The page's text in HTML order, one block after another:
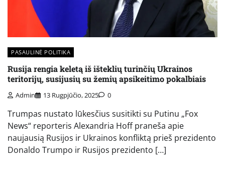
PASAULINĖ POLITIKA
Rusija rengia keletą iš išteklių turinčių Ukrainos
teritorijų, susijusių su žemių apsikeitimo pokalbiais
Admin 13 Rugpjūčio, 2025 0
Trumpas nustato lūkesčius susitikti su Putinu „Fox
News“ reporteris Alexandria Hoff praneša apie
naujausią Rusijos ir Ukrainos konfliktą prieš prezidento
Donaldo Trumpo ir Rusijos prezidento […]